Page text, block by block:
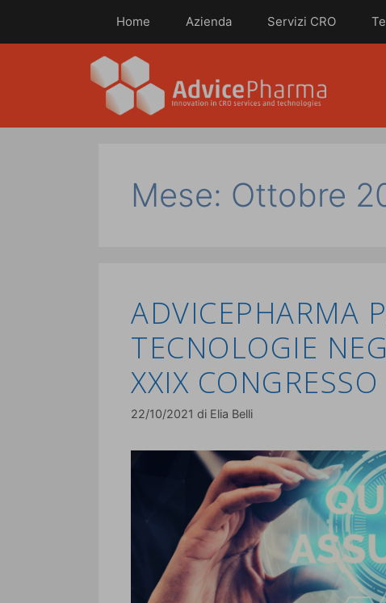
Home Azienda Servizi CRO
Mese: Ottobre
ADVICEPHARMA
TECNOLOGIE
XXIX
22/10/2021 di Elia Belli